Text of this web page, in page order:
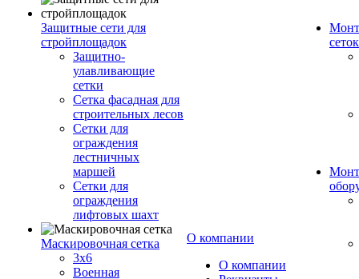
Защитные сети для
стройплощадок
Защитно-
улавливающие
сетки
Сетка фасадная для
строительных лесов
Сетки для
ограждения
лестничных
маршей
Сетки для
ограждения
лифтовых шахт
Маскировочная сетка
3х6
Военная
О компании
О компании
сеток